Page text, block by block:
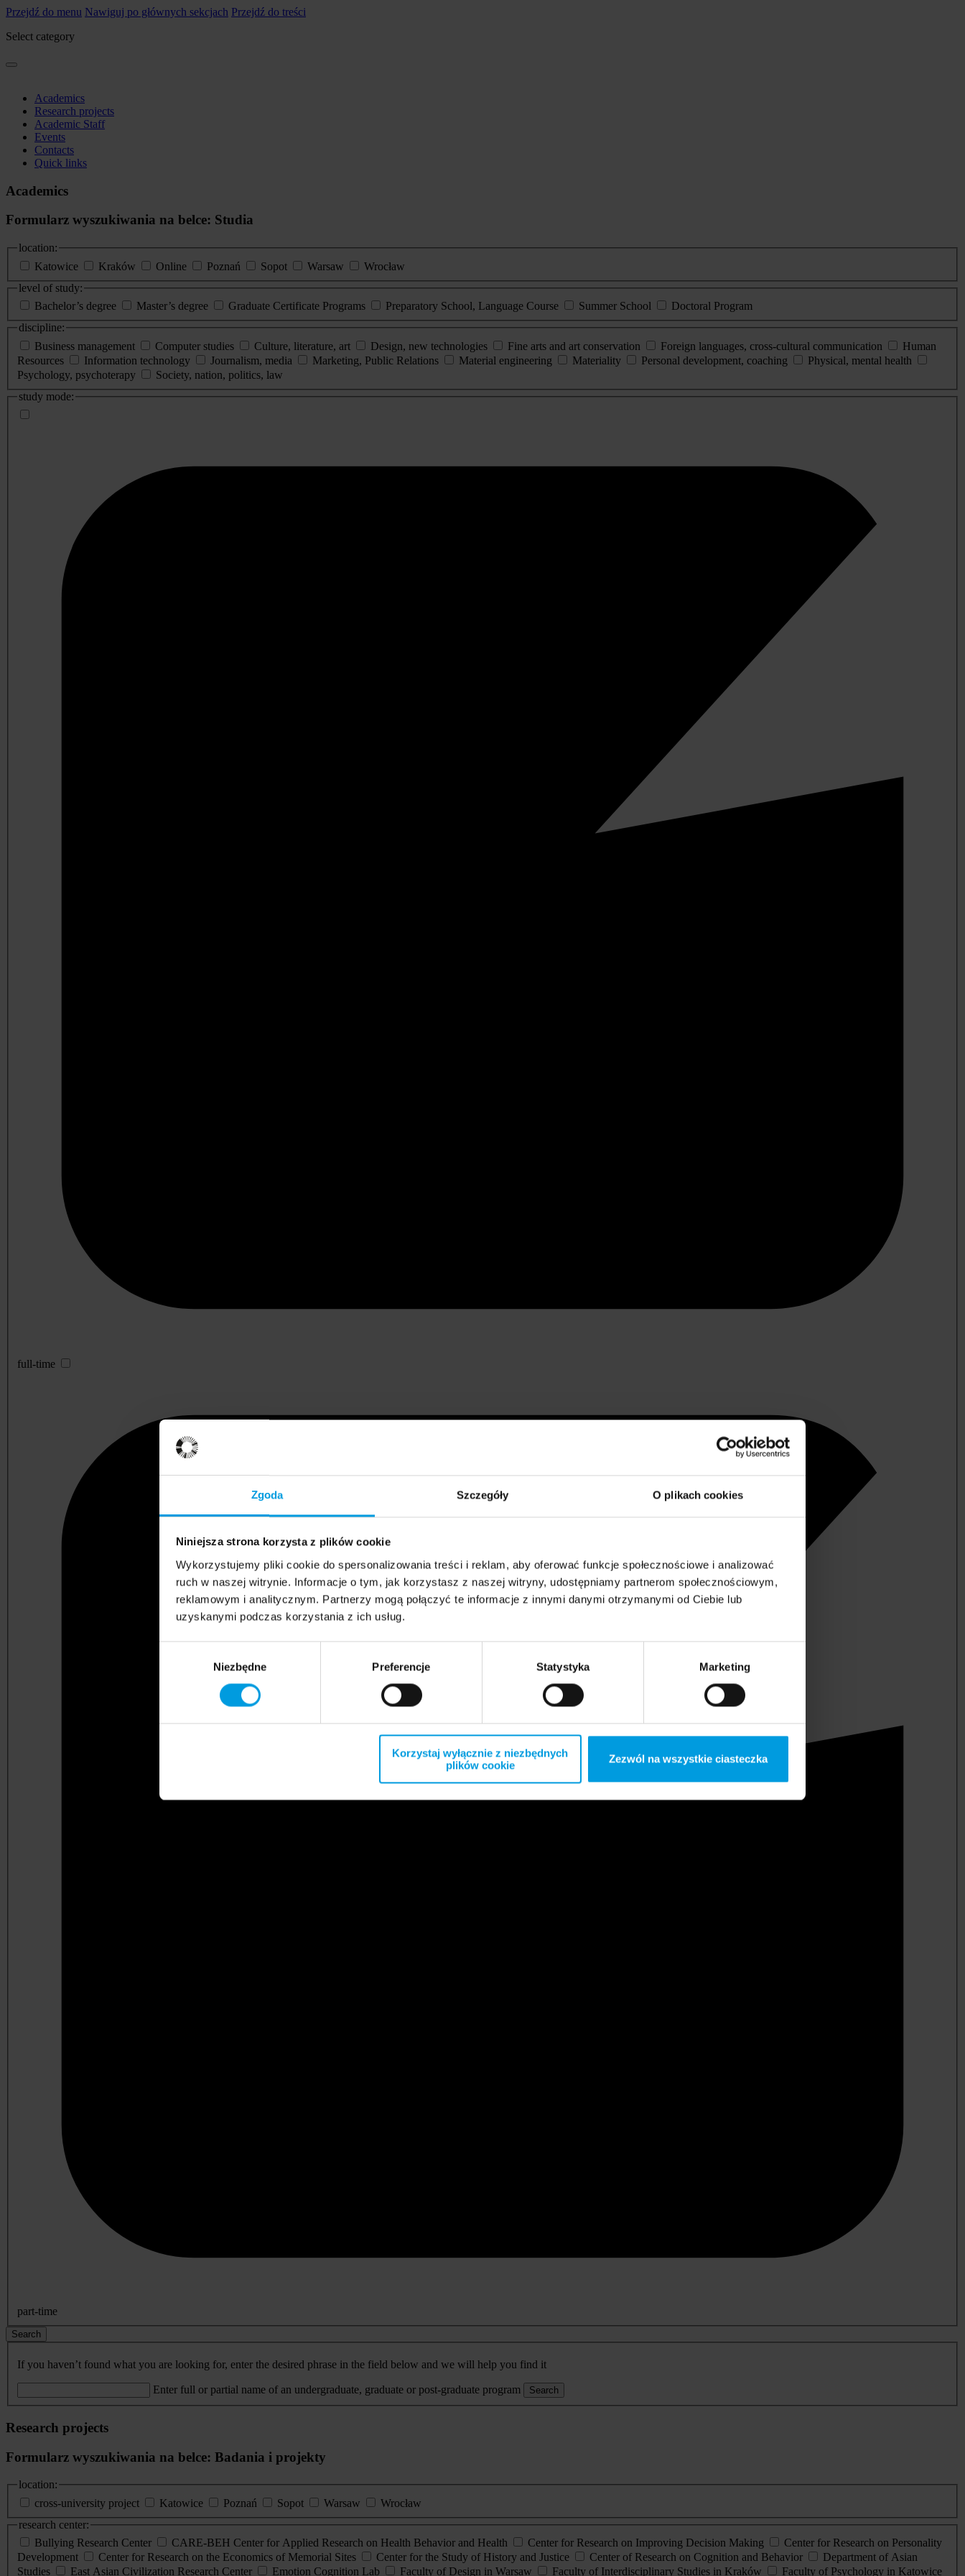
Zgoda Szczegóły O plikach cookies
Niniejsza strona korzysta z plików cookie
Wykorzystujemy pliki cookie do spersonalizowania treści i reklam, aby oferować funkcje społecznościowe i analizować
ruch w naszej witrynie. Informacje o tym, jak korzystasz z naszej witryny, udostępniamy partnerom społecznościowym,
reklamowym i analitycznym. Partnerzy mogą połączyć te informacje z innymi danymi otrzymanymi od Ciebie lub
uzyskanymi podczas korzystania z ich usług.
Niezbędne Preferencje Statystyka Marketing
Korzystaj wyłącznie z niezbędnych
plików cookie
Zezwól na wszystkie ciasteczka
Przejdź do menu Nawiguj po głównych sekcjach Przejdź do treści
Select category
Academics
Research projects
Academic Staff
Events
Contacts
Quick links
Academics
Formularz wyszukiwania na belce: Studia
location:
Katowice
Kraków Online Poznań Sopot Warsaw
Wrocław
level of study:
Bachelor’s degree
Master’s degree Graduate Certificate Programs Preparatory School, Language Course Summer School
Doctoral Program
discipline:
Business management
Computer studies Culture, literature, art Design, new technologies Fine arts and art conservation Foreign languages, cross-cultural communication
Human
Resources
Information technology Journalism, media Marketing, Public Relations Material engineering Materiality Personal development, coaching
Physical, mental health
Psychology, psychoterapy
Society, nation, politics, law
study mode:
full-time
part-time
Search
If you haven’t found what you are looking for, enter the desired phrase in the field below and we will help you find it
Enter full or partial name of an undergraduate, graduate or post-graduate program Search
Research projects
Formularz wyszukiwania na belce: Badania i projekty
location:
cross-university project
Katowice Poznań Sopot Warsaw
Wrocław
research center:
Bullying Research Center
CARE-BEH Center for Applied Research on Health Behavior and Health Center for Research on Improving Decision Making
Center for Research on Personality
Development
Center for Research on the Economics of Memorial Sites Center for the Study of History and Justice Center of Research on Cognition and Behavior
Department of Asian
Studies
East Asian Civilization Research Center Emotion Cognition Lab Faculty of Design in Warsaw Faculty of Interdisciplinary Studies in Kraków Faculty of Psychology in Katowice